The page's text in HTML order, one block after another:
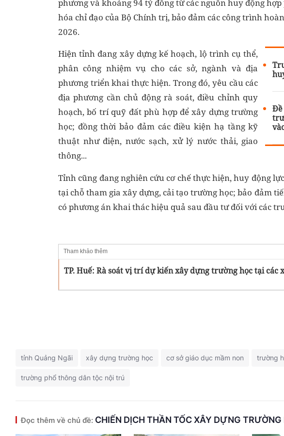
phương và khoảng 94 tỷ đồng từ các nguồn huy động
hóa chỉ đạo của Bộ Chính trị, bảo đảm các công trình
2026.
Đề
Hiện tỉnh đang xây dựng kế hoạch, lộ trình cụ thể,
phân công nhiệm vụ cho các sở, ngành và địa
phương triển khai thực hiện. Trong đó, yêu cầu các
địa phương cần chủ động rà soát, điều chỉnh quy
hoạch, bố trí quỹ đất phù hợp để xây dựng trường
học; đồng thời bảo đảm các điều kiện hạ tầng kỹ
thuật như điện, nước sạch, xử lý nước thải, giao
thông...
Tỉnh cũng đang nghiên cứu cơ chế thực hiện, huy động
tại chỗ tham gia xây dựng, cải tạo trường học; bảo đảm
có phương án khai thác hiệu quả sau đầu tư đối với các
Tham khảo thêm
TP. Huế: Rà soát vị trí dự kiến xây dựng trường học tại các
tỉnh Quảng Ngãi xây dựng trường học cơ sở giáo dục mầm non trường
trường phổ thông dân tộc nội trú
Đọc thêm về chủ đề: CHIẾN DỊCH THẦN TỐC XÂY DỰNG